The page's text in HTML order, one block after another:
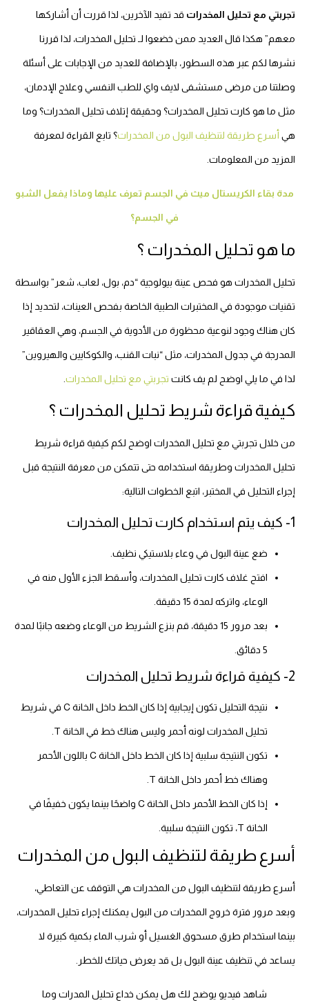
تجربتي مع تحليل المخدرات قد تفيد الآخرين، لذا قررت أن أشاركها
معهم” هكذا قال العديد ممن خضعوا لـ تحليل المخدرات، لذا قررنا
نشرها لكم عبر هذه السطور، بالإضافة للعديد من الإجابات على أسئلة
وصلتنا من مرضى مستشفى لايف واي للطب النفسي وعلاج الإدمان،
مثل ما هو كارت تحليل المخدرات؟ وحقيقة إتلاف تحليل المخدرات؟ وما
هي أسرع طريقة لتنظيف البول من المخدرات؟ تابع القراءة لمعرفة
المزيد من المعلومات.
مدة بقاء الكريستال ميث في الجسم تعرف عليها وماذا يفعل الشبو
في الجسم؟
ما هو تحليل المخدرات ؟
تحليل المخدرات هو فحص عينة بيولوجية “دم، بول، لعاب، شعر” بواسطة
تقنيات موجودة في المختبرات الطبية الخاصة بفحص العينات، لتحديد إذا
كان هناك وجود لنوعية محظورة من الأدوية في الجسم، وهي العقاقير
المدرجة في جدول المخدرات، مثل “نبات القنب، والكوكايين والهيروين”
لذا في ما يلي اوضح لم يف كانت تجربتي مع تحليل المخدرات
كيفية قراءة شريط تحليل المخدرات ؟
من خلال تجربتي مع تحليل المخدرات اوضح لكم كيفية قراءة شريط
تحليل المخدرات وطريقة استخدامه حتى تتمكن من معرفة النتيجة قبل
إجراء التحليل في المختبر، اتبع الخطوات التالية:
1- كيف يتم استخدام كارت تحليل المخدرات
ضع عينة البول في وعاء بلاستيكي نظيف.
افتح غلاف كارت تحليل المخدرات، وأسقط الجزء الأول منه في
الوعاء، واتركه لمدة 15 دقيقة.
بعد مرور 15 دقيقة، قم بنزع الشريط من الوعاء وضعه جانبًا لمدة
5 دقائق.
2- كيفية قراءة شريط تحليل المخدرات
نتيجة التحليل تكون إيجابية إذا كان الخط داخل الخانة C في شريط
تحليل المخدرات لونه أحمر وليس هناك خط في الخانة T.
تكون النتيجة سلبية إذا كان الخط داخل الخانة C باللون الأحمر
وهناك خط أحمر داخل الخانة T.
إذا كان الخط الأحمر داخل الخانة C واضحًا بينما يكون خفيفًا في
الخانة T، تكون النتيجة سلبية.
أسرع طريقة لتنظيف البول من المخدرات
أسرع طريقة لتنظيف البول من المخدرات هي التوقف عن التعاطي،
وبعد مرور فترة خروج المخدرات من البول يمكنك إجراء تحليل المخدرات،
بينما استخدام طرق مسحوق الغسيل أو شرب الماء بكمية كبيرة لا
يساعد في تنظيف عينة البول بل قد يعرض حياتك للخطر.
شاهد فيديو يوضح لك هل يمكن خداع تحليل المدرات وما